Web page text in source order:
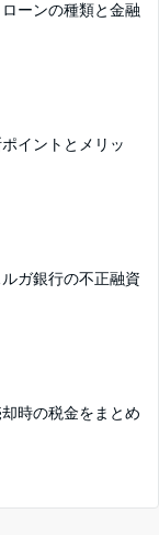
ーンの種類と金融
イントとメリッ
ガ銀行の不正融資
時の税金をまとめ